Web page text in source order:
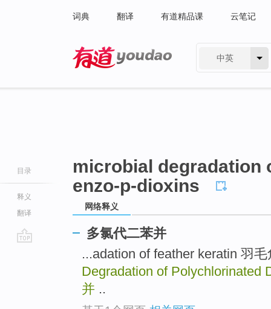
词典 翻译 有道精品课 云笔记
中英
目录
释义
翻译
microbial degradation
enzo-p-dioxins
网络释义
多氯代二苯并
...adation of feather keratin 羽
Degradation of Polychlorinated
并 ..